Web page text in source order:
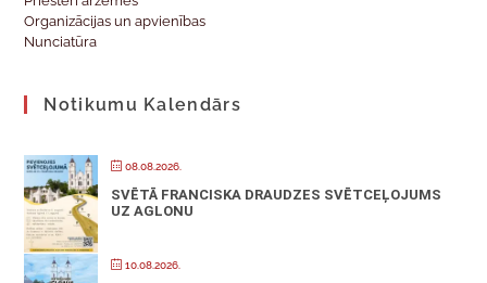
Organizācijas un apvienības
Nunciatūra
Notikumu Kalendārs
08.08.2026.
SVĒTĀ FRANCISKA DRAUDZES SVĒTCEĻOJUMS
UZ AGLONU
10.08.2026.